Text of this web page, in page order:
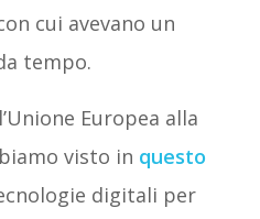
cui avevano un
tempo.
Europea alla
visto in questo
digitali per